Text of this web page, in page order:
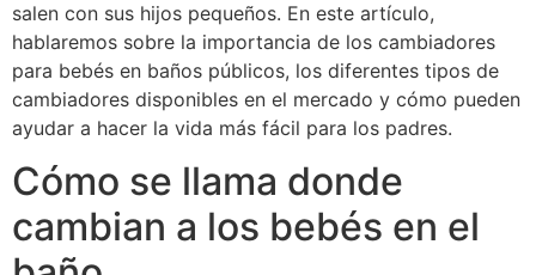
salen con sus hijos pequeños. En este artículo,
hablaremos sobre la importancia de los cambiadores
para bebés en baños públicos, los diferentes tipos de
cambiadores disponibles en el mercado y cómo pueden
ayudar a hacer la vida más fácil para los padres.
Cómo se llama donde
cambian a los bebés en el